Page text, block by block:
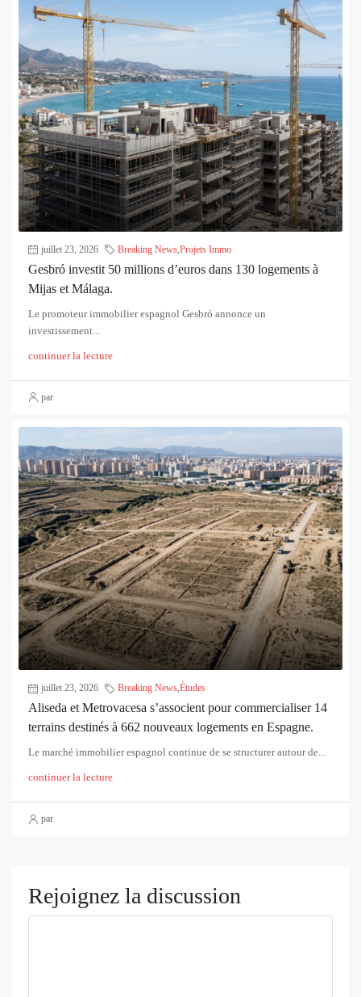
juillet 23, 2026 Breaking News,Projets Immo
Gesbró investit 50 millions d’euros dans 130 logements à
Mijas et Málaga.
Le promoteur immobilier espagnol Gesbró annonce un
investissement...
continuer la lecture
par
juillet 23, 2026 Breaking News,Études
Aliseda et Metrovacesa s’associent pour commercialiser 14
terrains destinés à 662 nouveaux logements en Espagne.
Le marché immobilier espagnol continue de se structurer autour de...
continuer la lecture
par
Rejoignez la discussion